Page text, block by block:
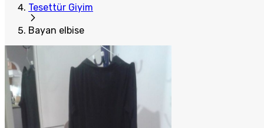
Tesettür Giyim
Bayan elbise